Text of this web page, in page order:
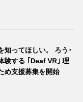
知ってほしい。 ろう･
験する ｢Deaf VR｣ 理
め支援募集を開始